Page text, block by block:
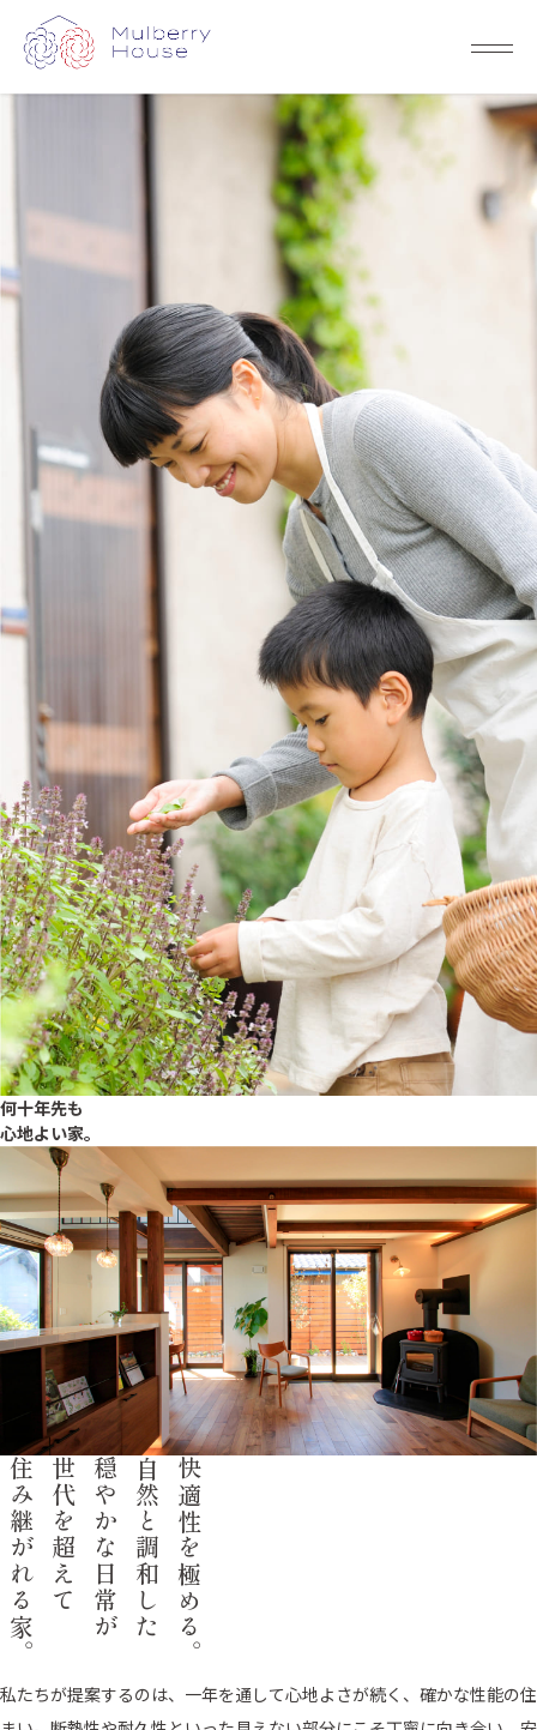
何十年先も
心地よい家。
快適性を極める。
自然と調和した
穏やかな日常が
世代を超えて
住み継がれる家。
私たちが提案するのは、一年を通して心地よさが続く、確かな性能の住